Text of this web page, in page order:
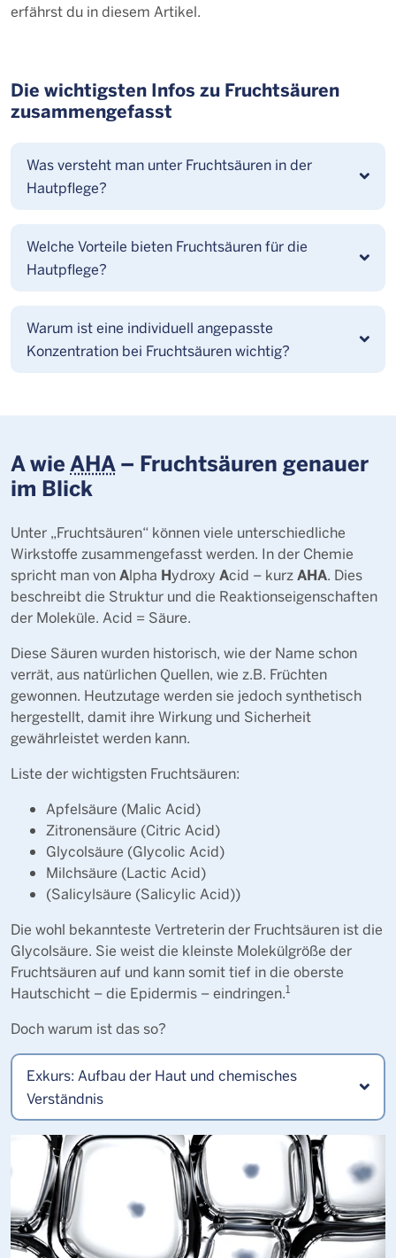
erfährst du in diesem Artikel.
Die wichtigsten Infos zu Fruchtsäuren
zusammengefasst
Was versteht man unter Fruchtsäuren in der
Hautpflege?
Welche Vorteile bieten Fruchtsäuren für die
Hautpflege?
Warum ist eine individuell angepasste
Konzentration bei Fruchtsäuren wichtig?
A wieAHA– Fruchtsäuren genauer
im Blick
Unter „Fruchtsäuren“ können viele unterschiedliche
Wirkstoffe zusammengefasst werden. In der Chemie
spricht man vonAlpha Hydroxy Acid – kurzAHA. Dies
beschreibt die Struktur und die Reaktionseigenschaften
der Moleküle. Acid = Säure.
Diese Säuren wurden historisch, wie der Name schon
verrät, aus natürlichen Quellen, wie z.B. Früchten
gewonnen. Heutzutage werden sie jedoch synthetisch
hergestellt, damit ihre Wirkung und Sicherheit
gewährleistet werden kann.
Liste der wichtigsten Fruchtsäuren:
Apfelsäure (Malic Acid)
Zitronensäure (Citric Acid)
Glycolsäure (Glycolic Acid)
Milchsäure (Lactic Acid)
(Salicylsäure (Salicylic Acid))
Die wohl bekannteste Vertreterin der Fruchtsäuren ist die
Glycolsäure. Sie weist die kleinste Molekülgröße der
Fruchtsäuren auf und kann somit tief in die oberste
Hautschicht – die Epidermis – eindringen.1
Doch warum ist das so?
Exkurs: Aufbau der Haut und chemisches
Verständnis